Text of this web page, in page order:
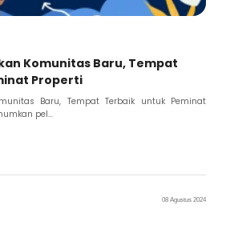
Komunitas Baru, Tempat
Properti
Baru, Tempat Terbaik untuk Peminat
pel...
08 Agustus 2024